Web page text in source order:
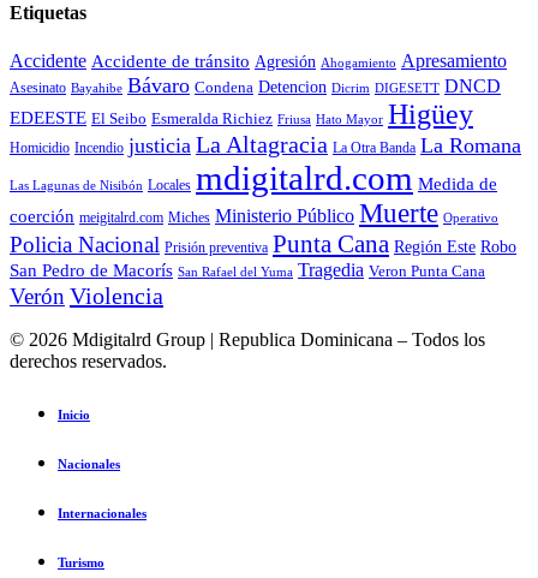
Etiquetas
Accidente Accidente de tránsito Agresión Ahogamiento Apresamiento
Asesinato Bayahibe Bávaro Condena Detencion Dicrim DIGESETT DNCD
EDEESTE El Seibo Esmeralda Richiez Friusa Hato Mayor Higüey
Homicidio Incendio justicia La Altagracia La Otra Banda La Romana
Las Lagunas de Nisibón Locales mdigitalrd.com Medida de
coerción meigitalrd.com Miches Ministerio Público Muerte Operativo
Policia Nacional Prisión preventiva Punta Cana Región Este Robo
San Pedro de Macorís San Rafael del Yuma Tragedia Veron Punta Cana
Verón Violencia
© 2026 Mdigitalrd Group | Republica Dominicana – Todos los
derechos reservados.
Inicio
Nacionales
Internacionales
Turismo